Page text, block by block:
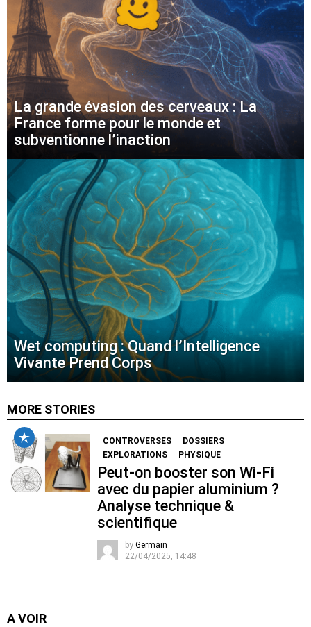
La grande évasion des cerveaux : La
France forme pour le monde et
subventionne l’inaction
Wet computing : Quand l’Intelligence
Vivante Prend Corps
MORE STORIES
CONTROVERSES
DOSSIERS
EXPLORATIONS
PHYSIQUE
Peut-on booster son Wi-Fi
avec du papier aluminium ?
Analyse technique &
scientifique
by Germain
22/04/2025, 14:48
A VOIR